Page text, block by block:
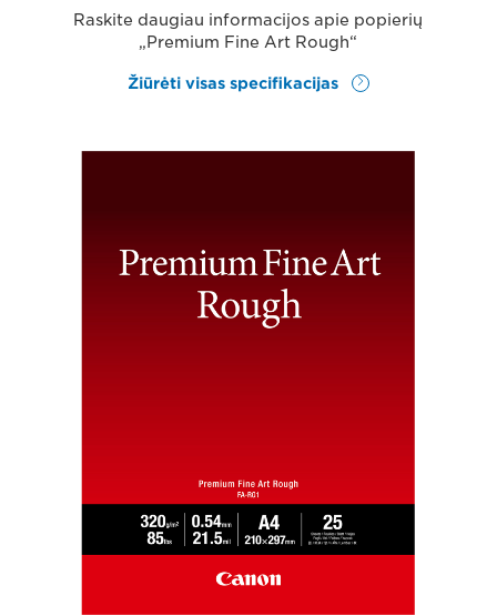
Raskite daugiau informacijos apie popierių
„Premium Fine Art Rough“
Žiūrėti visas specifikacijas